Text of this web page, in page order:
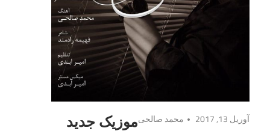
آوریل 13, 2017 محمد صالحیموزیک جدید